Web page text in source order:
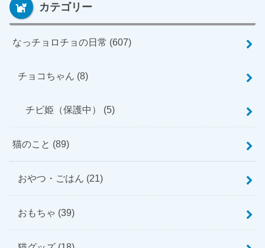
カテゴリー
なっチョロチョの日常 (607)
チョコちゃん (8)
チビ姫（保護中） (5)
猫のこと (89)
おやつ・ごはん (21)
おもちゃ (39)